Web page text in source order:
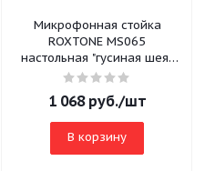
Микрофонная стойка
ROXTONE MS065
настольная "гусиная шея",
материал и размер
1 068руб./шт
В корзину